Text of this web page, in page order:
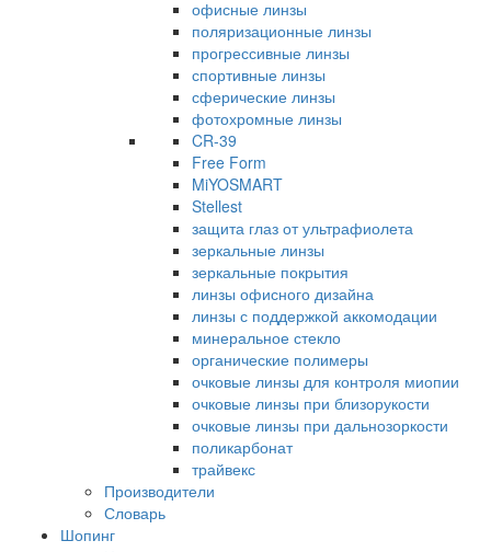
офисные линзы
поляризационные линзы
прогрессивные линзы
спортивные линзы
сферические линзы
фотохромные линзы
CR-39
Free Form
MiYOSMART
Stellest
защита глаз от ультрафиолета
зеркальные линзы
зеркальные покрытия
линзы офисного дизайна
линзы с поддержкой аккомодации
минеральное стекло
органические полимеры
очковые линзы для контроля миопии
очковые линзы при близорукости
очковые линзы при дальнозоркости
поликарбонат
трайвекс
Производители
Словарь
Шопинг